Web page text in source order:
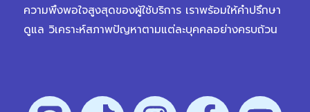
ความพึงพอใจสูงสุดของผู้ใช้บริการ เราพร้อมให้คำปรึกษา
ดูแล วิเคราะห์สภาพปัญหาตามแต่ละบุคคลอย่างครบถ้วน